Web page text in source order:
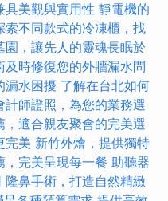
具美觀與實用性 靜電機的
索不同款式的冷凍櫃，找
園，讓先人的靈魂長眠於
時修復您的外牆漏水問
漏水困擾 了解在台北如何
計師證照，為您的業務選
，適合親友聚會的完美選
完美 新竹外燴，提供獨特
，完美呈現每一餐 助聽器
隆鼻手術，打造自然精緻